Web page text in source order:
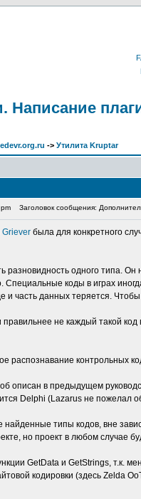
Написание
-> Утилита Kruptar
Заголовок сообщения:
Griever была для конкретного
разновидность одного типа.
Специальные коды в играх
и часть данных теряется.
не каждый такой
распознавание контрольных
описан в предыдущем
Delphi (Lazarus не пожелал
найденные типы кодов, вне
но проект в любом случае
GetData и GetStrings, т.к.
кодировки (здесь Zelda